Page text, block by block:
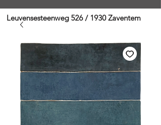
Leuvensesteenweg 526 / 1930 Zaventem